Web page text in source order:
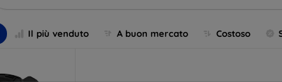
Il più venduto A buon mercato Costoso